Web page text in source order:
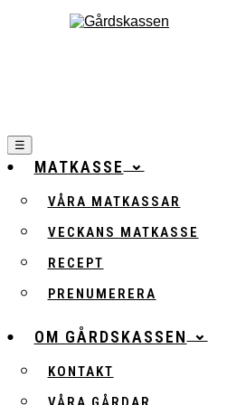
☰
MATKASSE
VÅRA MATKASSAR
VECKANS MATKASSE
RECEPT
PRENUMERERA
OM GÅRDSKASSEN
KONTAKT